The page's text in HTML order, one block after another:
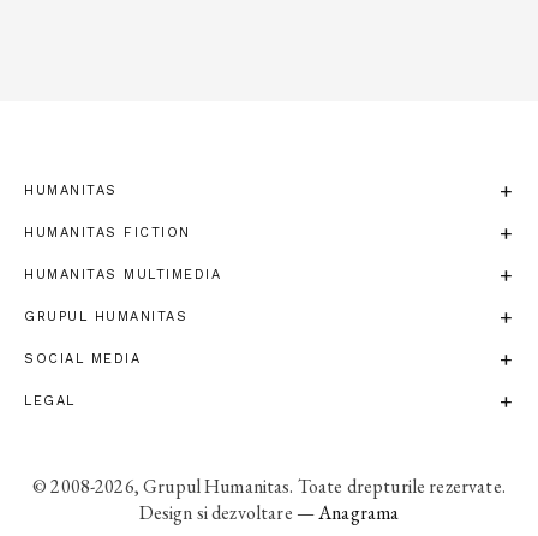
HUMANITAS
HUMANITAS FICTION
HUMANITAS MULTIMEDIA
GRUPUL HUMANITAS
SOCIAL MEDIA
LEGAL
© 2008-2026, Grupul Humanitas. Toate drepturile rezervate.
Design si dezvoltare —Anagrama